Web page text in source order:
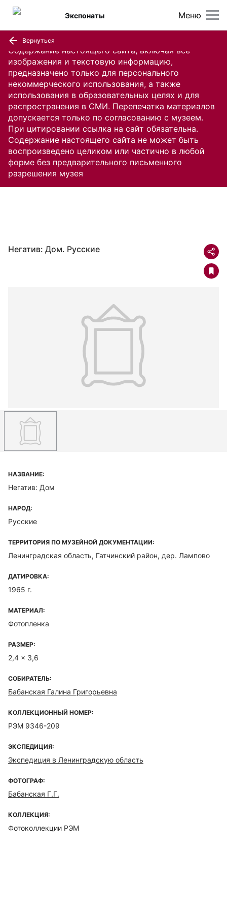
Содержание настоящего сайта, включая все
изображения и текстовую информацию,
предназначено только для персонального
некоммерческого использования, а также
использования в образовательных целях и для
распространения в СМИ. Перепечатка материалов
допускается только по согласованию с музеем.
При цитировании ссылка на сайт обязательна.
Содержание настоящего сайта не может быть
воспроизведено целиком или частично в любой
форме без предварительного письменного
разрешения музея
Меню
Экспонаты
Вернуться
Негатив: Дом. Русские
НАЗВАНИЕ:
Негатив: Дом
НАРОД:
Русские
ТЕРРИТОРИЯ ПО МУЗЕЙНОЙ ДОКУМЕНТАЦИИ:
Ленинградская область, Гатчинский район, дер. Лампово
ДАТИРОВКА:
1965 г.
МАТЕРИАЛ:
Фотопленка
РАЗМЕР:
2,4 x 3,6
СОБИРАТЕЛЬ:
Бабанская Галина Григорьевна
КОЛЛЕКЦИОННЫЙ НОМЕР:
РЭМ 9346-209
ЭКСПЕДИЦИЯ:
Экспедиция в Ленинградскую область
ФОТОГРАФ:
Бабанская Г.Г.
КОЛЛЕКЦИЯ:
Фотоколлекции РЭМ